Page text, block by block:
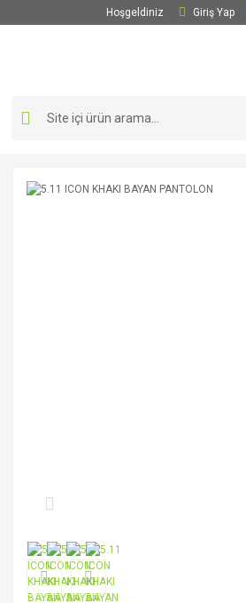
Hoşgeldiniz Giriş Yap